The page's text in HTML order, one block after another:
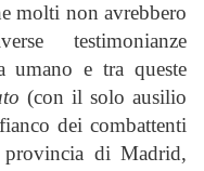
molti non avrebbero
testimonianze
umano e tra queste
(con il solo ausilio
dei combattenti
provincia di Madrid,